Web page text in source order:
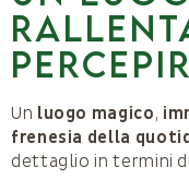
Un luogo magico,
frenesia della
dettaglio in termini di